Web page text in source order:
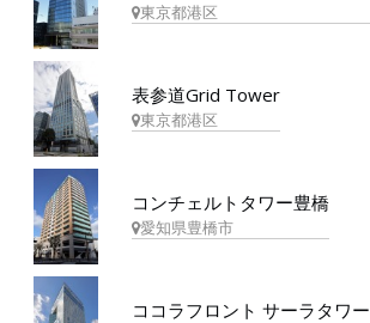
東京都港区
表参道Grid Tower
東京都港区
コンチェルトタワー豊橋
愛知県豊橋市
ココラフロント サーラタワー